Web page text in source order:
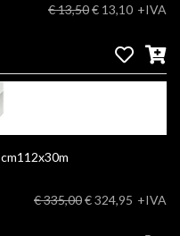
€ 13,50€ 13,10 +IVA
Hahnemuhle Photo Matt Fibre gr200 cm112x30m
€ 335,00€ 324,95 +IVA